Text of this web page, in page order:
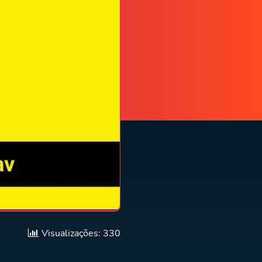
Visualizações: 330